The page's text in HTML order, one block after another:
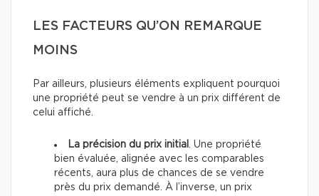
LES FACTEURS QU’ON REMARQUE
MOINS
Par ailleurs, plusieurs éléments expliquent pourquoi
une propriété peut se vendre à un prix différent de
celui affiché.
La précision du prix initial . Une propriété
bien évaluée, alignée avec les comparables
récents, aura plus de chances de se vendre
près du prix demandé. À l’inverse, un prix